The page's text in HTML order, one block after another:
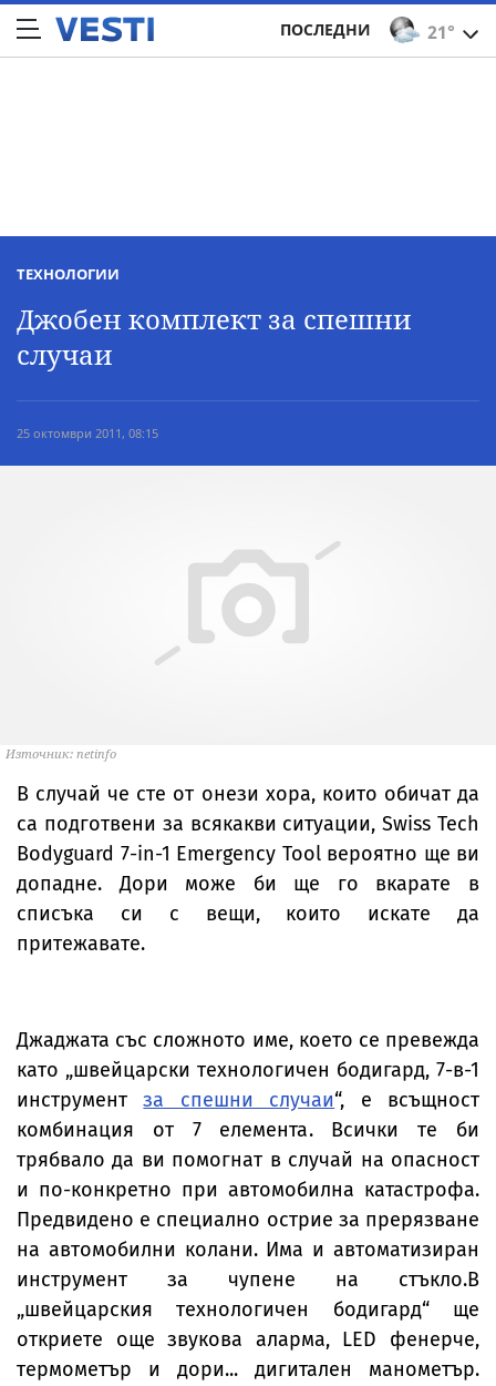
21°
ПОСЛЕДНИ
ТЕХНОЛОГИИ
Джобен комплект за спешни
случаи
25 октомври 2011, 08:15
Източник: netinfo
В случай че сте от онези хора, които обичат да
са подготвени за всякакви ситуации, Swiss Tech
Bodyguard 7-in-1 Emergency Tool вероятно ще ви
допадне. Дори може би ще го вкарате в
списъка си с вещи, които искате да
притежавате.
Джаджата със сложното име, което се превежда
като „швейцарски технологичен бодигард, 7-в-1
инструментза спешни случаи“, е всъщност
комбинация от 7 елемента. Всички те би
трябвало да ви помогнат в случай на опасност
и по-конкретно при автомобилна катастрофа.
Предвидено е специално острие за прерязване
на автомобилни колани. Има и автоматизиран
инструмент за чупене на стъкло.В
„швейцарския технологичен бодигард“ ще
откриете още звукова аларма, LED фенерче,
термометър и дори... дигитален манометър.